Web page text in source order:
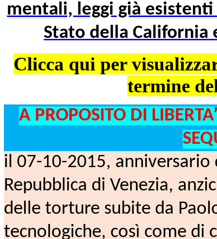
mentali, leggi già
Stato della California
Clicca qui per
termine
A PROPOSITO DI
il 07-10-2015, anniversario
Repubblica di Venezia,
delle torture subite da
tecnologiche, così come di